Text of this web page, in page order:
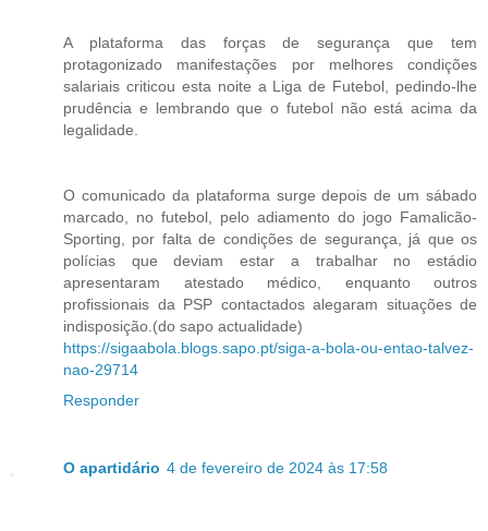
A plataforma das forças de segurança que tem
protagonizado manifestações por melhores condições
salariais criticou esta noite a Liga de Futebol, pedindo-lhe
prudência e lembrando que o futebol não está acima da
legalidade.
O comunicado da plataforma surge depois de um sábado
marcado, no futebol, pelo adiamento do jogo Famalicão-
Sporting, por falta de condições de segurança, já que os
polícias que deviam estar a trabalhar no estádio
apresentaram atestado médico, enquanto outros
profissionais da PSP contactados alegaram situações de
indisposição.(do sapo actualidade)
https://sigaabola.blogs.sapo.pt/siga-a-bola-ou-entao-talvez-
nao-29714
Responder
O apartidário 4 de fevereiro de 2024 às 17:58